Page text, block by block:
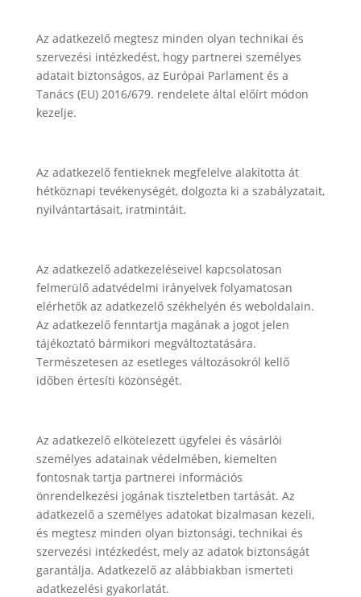
Az adatkezelő megtesz minden olyan technikai és
szervezési intézkedést, hogy partnerei személyes
adatait biztonságos, az Európai Parlament és a
Tanács (EU) 2016/679. rendelete által előírt módon
kezelje.
Az adatkezelő fentieknek megfelelve alakította át
hétköznapi tevékenységét, dolgozta ki a szabályzatait,
nyilvántartásait, iratmintáit.
Az adatkezelő adatkezeléseivel kapcsolatosan
felmerülő adatvédelmi irányelvek folyamatosan
elérhetők az adatkezelő székhelyén és weboldalain.
Az adatkezelő fenntartja magának a jogot jelen
tájékoztató bármikori megváltoztatására.
Természetesen az esetleges változásokról kellő
időben értesíti közönségét.
Az adatkezelő elkötelezett ügyfelei és vásárlói
személyes adatainak védelmében, kiemelten
fontosnak tartja partnerei információs
önrendelkezési jogának tiszteletben tartását. Az
adatkezelő a személyes adatokat bizalmasan kezeli,
és megtesz minden olyan biztonsági, technikai és
szervezési intézkedést, mely az adatok biztonságát
garantálja. Adatkezelő az alábbiakban ismerteti
adatkezelési gyakorlatát.